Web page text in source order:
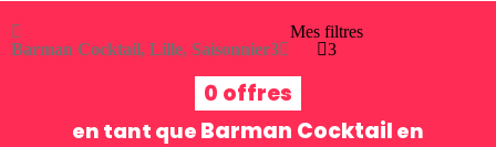
Barman Cocktail, Lille, Saisonnier3
Mes filtres
3
0 offres
en tant que Barman Cocktail en